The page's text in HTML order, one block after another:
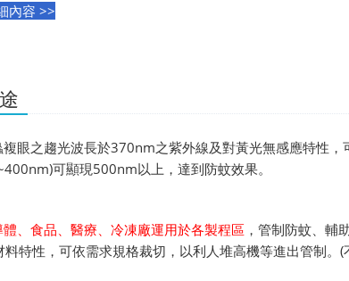
內容 >>
眼之趨光波長於370nm之紫外線及對黃光無感應特性
可顯現500nm以上，達到防蚊效果。
、食品、醫療、冷凍廠運用於各製程區 ，管制防蚊、輔
料特性，可依需求規格裁切，以利人堆高機等進出管制。(